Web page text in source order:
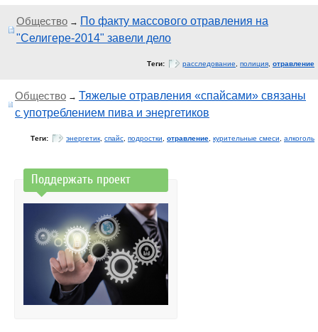
Общество → По факту массового отравления на
"Селигере-2014" завели дело
Теги: расследование полиция отравление
Общество → Тяжелые отравления «спайсами» связаны
с употреблением пива и энергетиков
Теги: энергетик спайс подростки отравление курительные смеси алкоголь
Поддержать проект